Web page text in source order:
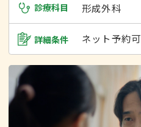
診療科目 形成外科
詳細条件 ネット予約可